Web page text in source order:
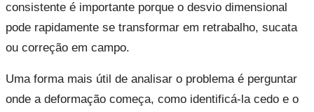
consistente é importante porque o desvio dimensional
pode rapidamente se transformar em retrabalho, sucata
ou correção em campo.
Uma forma mais útil de analisar o problema é perguntar
onde a deformação começa, como identificá-la cedo e o